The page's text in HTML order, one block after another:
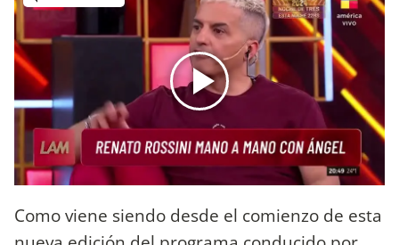
Como viene siendo desde el comienzo de esta